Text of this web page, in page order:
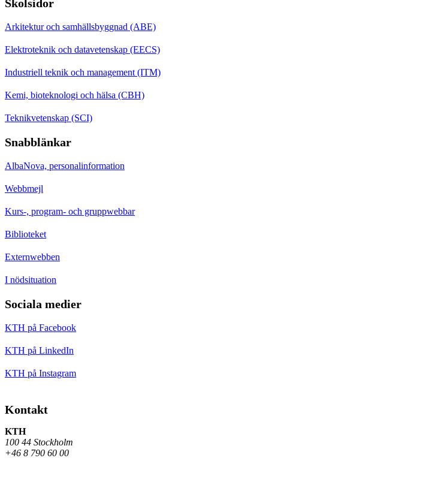
Skolsidor
Arkitektur och samhällsbyggnad (ABE)
Elektroteknik och datavetenskap (EECS)
Industriell teknik och management (ITM)
Kemi, bioteknologi och hälsa (CBH)
Teknikvetenskap (SCI)
Snabblänkar
AlbaNova, personalinformation
Webbmejl
Kurs-, program- och gruppwebbar
Biblioteket
Externwebben
I nödsituation
Sociala medier
KTH på Facebook
KTH på LinkedIn
KTH på Instagram
Kontakt
KTH
100 44 Stockholm
+46 8 790 60 00